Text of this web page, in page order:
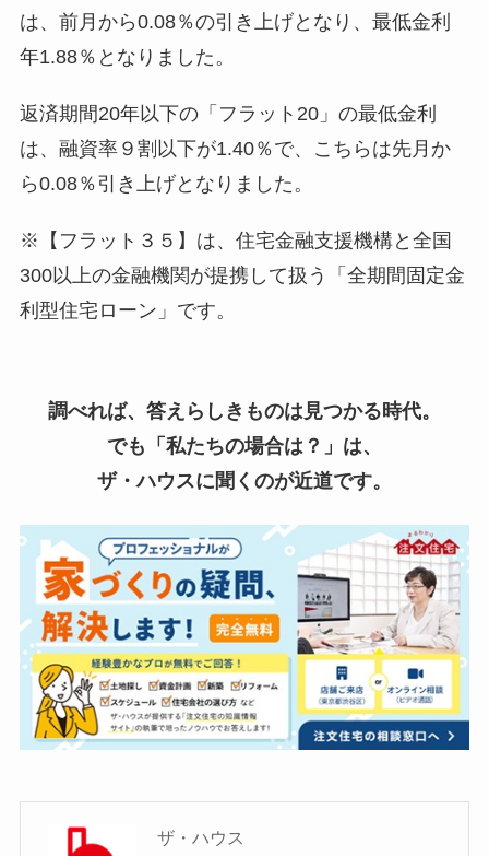
は、前月から0.08％の引き上げとなり、最低金利
年1.88％となりました。
返済期間20年以下の「フラット20」の最低金利
は、融資率９割以下が1.40％で、こちらは先月か
ら0.08％引き上げとなりました。
※【フラット３５】は、住宅金融支援機構と全国
300以上の金融機関が提携して扱う「全期間固定金
利型住宅ローン」です。
調べれば、答えらしきものは見つかる時代。
でも「私たちの場合は？」は、
ザ・ハウスに聞くのが近道です。
ザ・ハウス